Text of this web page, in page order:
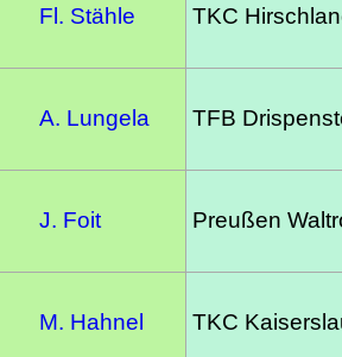
Fl. Stähle TKC
A. Lungela TFB
J. Foit Preußen
M. Hahnel TKC